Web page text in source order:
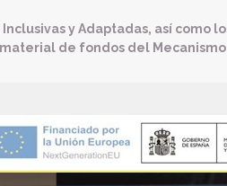
y Adaptadas, así como
de fondos del